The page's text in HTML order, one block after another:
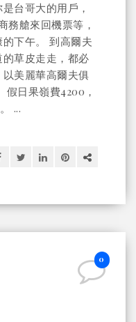
台哥大的用戶，
務艙來回機票等，
下午。 到高爾夫
草皮走走，都必
美麗華高爾夫俱
日果嶺費4200，
...
0